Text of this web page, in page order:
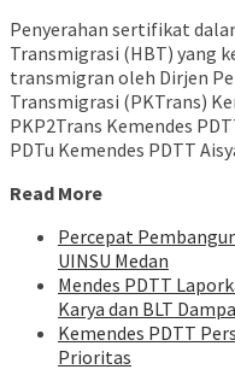
Penyerahan sertifikat
Transmigrasi (HBT) yang
transmigran oleh Dirjen
Transmigrasi (PKTrans)
PKP2Trans Kemendes
PDTu Kemendes PDTT
Read More
Percepat
UINSU Medan
Mendes PDTT
Karya dan BLT
Kemendes PDTT
Prioritas